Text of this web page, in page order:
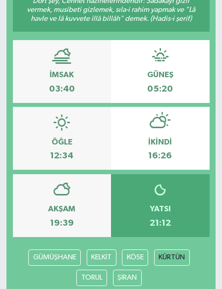
vermek, musibeti gizlemek, sıla-i rahim yapmak ve "Lâ
havle ve lâ kuvvete illâ billâh" demek. (Hadis-i şerif)
İMSAK
03:40
GÜNEŞ
05:20
ÖĞLE
12:34
İKINDI
16:26
AKŞAM
19:39
YATSI
21:12
GÜMÜŞHANE KELKİT KÖSE KÜRTÜN
TORUL ŞİRAN
KÜLTÜR SANAT
MAGAZİN
SİYASET
TEKNOLOJİ
VİZYONDAKİLER
YAŞAM